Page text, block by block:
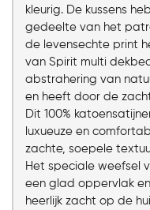
kleurig. De kussens
gedeelte van het
de levensechte print
van Spirit multi
abstrahering van
en heeft door de
Dit 100%
luxueuze en
zachte, soepele
Het speciale weefsel
een glad oppervlak
heerlijk zacht op de